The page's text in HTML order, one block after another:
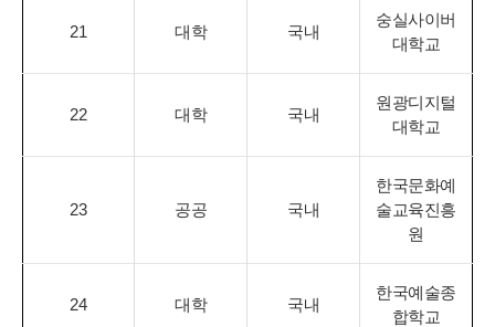
21 대학 국내
숭실사이버
대학교
22 대학 국내
원광디지털
대학교
23 공공 국내
한국문화예
술교육진흥
원
24 대학 국내
한국예술종
합학교